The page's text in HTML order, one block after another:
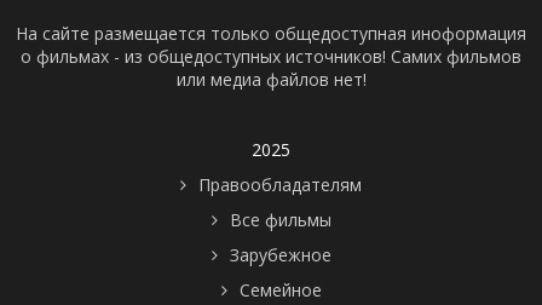
На сайте размещается только общедоступная иноформация
о фильмах - из общедоступных источников! Самих фильмов
или медиа файлов нет!
2025
Правообладателям
Все фильмы
Зарубежное
Семейное